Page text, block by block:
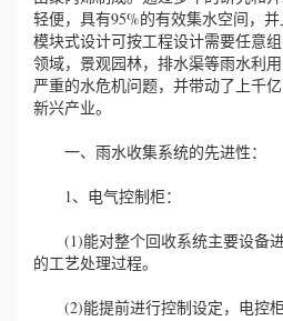
轻便，具有95%的有效集水空间，并
模块式设计可按工程设计需要任意
领域，景观园林，排水渠等雨水利
严重的水危机问题，并带动了上千
新兴产业。
一、雨水收集系统的先进性：
1、电气控制柜：
(1)能对整个回收系统主要设备
的工艺处理过程。
(2)能提前进行控制设定，电控柜